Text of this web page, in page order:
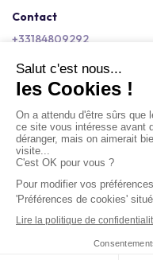
Désolé, ce lieu n’est pas
Contact
+33184809292
Copyright ©
Conditions
Signaler un contenu